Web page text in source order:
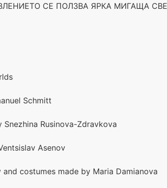
СЕ ПОЛЗВА ЯРКА МИГАЩА
Schmitt
Snezhina Rusinova-Zdravkova
Asenov
and costumes made by Maria Damianova